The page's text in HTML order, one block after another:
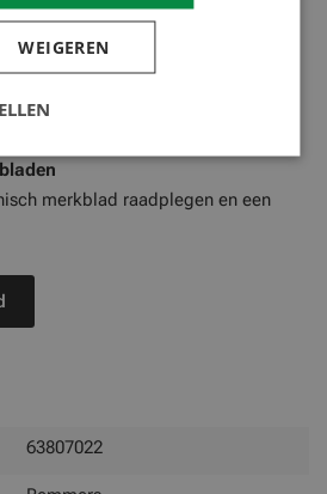
informatie is te vinden
merkblad raadplegen en een
63807022
WEIGEREN